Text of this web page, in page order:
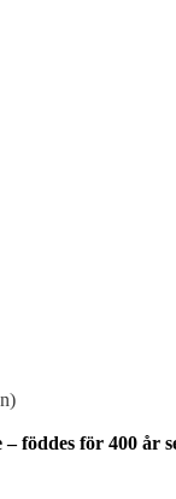
föddes för 400